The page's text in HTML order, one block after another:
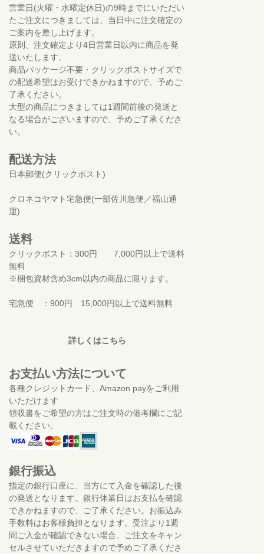
営業日(火曜・水曜定休日)の9時までにいただい
たご注文につきましては、当日中に注文確定の
ご案内を差し上げます。
原則、注文確定より4日営業日以内に商品を発
送いたします。
商品パッケージ不要・クリックポストサイズで
の配送希望はお受けできかねますので、予めご
了承ください。
大型の商品につきましては1週間前後の発送と
なる場合がございますので、予めご了承くださ
い。
配送方法
日本郵便(クリックポスト)
クロネコヤマト宅急便(一部佐川急便／福山通
運)
送料
クリックポスト：300円 7,000円以上で送料
無料
※梱包資材含め3cm以内の商品に限ります。
宅急便 ：900円 15,000円以上で送料無料
詳しくはこちら
お支払い方法について
各種クレジットカード、Amazon payをご利用
いただけます
領収書をご希望の方はご注文時の備考欄にご記
載ください。
銀行振込
指定の銀行口座に、当方にて入金を確認した後
の発送となります。銀行休業日はお支払を確認
できかねますので、ご了承ください。お振込み
手数料はお客様負担となります。受注より1週
間ご入金が確認できない場合、ご注文をキャン
セルさせていただきますので予めご了承くださ